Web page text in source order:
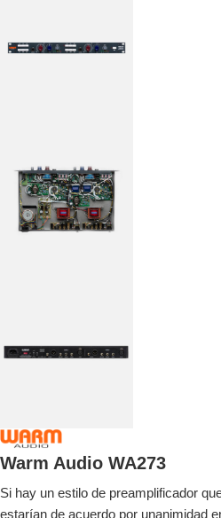
Warm Audio WA273
Si hay un estilo de preamplificador
estarían de acuerdo por unanimidad